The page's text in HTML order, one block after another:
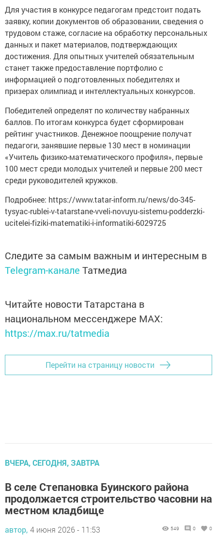
Для участия в конкурсе педагогам предстоит подать
заявку, копии документов об образовании, сведения о
трудовом стаже, согласие на обработку персональных
данных и пакет материалов, подтверждающих
достижения. Для опытных учителей обязательным
станет также предоставление портфолио с
информацией о подготовленных победителях и
призерах олимпиад и интеллектуальных конкурсов.
Победителей определят по количеству набранных
баллов. По итогам конкурса будет сформирован
рейтинг участников. Денежное поощрение получат
педагоги, занявшие первые 130 мест в номинации
«Учитель физико-математического профиля», первые
100 мест среди молодых учителей и первые 200 мест
среди руководителей кружков.
Подробнее: https://www.tatar-inform.ru/news/do-345-
tysyac-rublei-v-tatarstane-vveli-novuyu-sistemu-podderzki-
ucitelei-fiziki-matematiki-i-informatiki-6029725
Следите за самым важным и интересным в
Telegram-канале Татмедиа
Читайте новости Татарстана в
национальном мессенджере MАХ:
https://max.ru/tatmedia
Перейти на страницу новости
ВЧЕРА, СЕГОДНЯ, ЗАВТРА
В селе Степановка Буинского района
продолжается строительство часовни на
местном кладбище
автор, 4 июня 2026 - 11:53 549 0 0